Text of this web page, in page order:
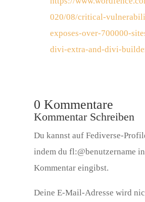
020/08/critical-
exposes-over-700000-
divi-extra-and-divi-
0 Kommentare
Kommentar Schreiben
Du kannst auf Fediverse-
indem du fl:@benutzername
Kommentar eingibst.
Deine E-Mail-Adresse wird